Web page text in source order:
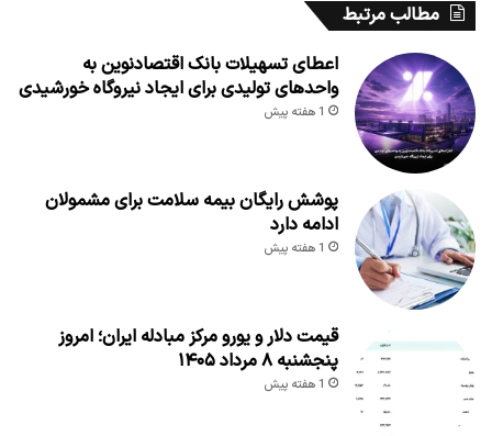
مطالب مرتبط
اعطای تسهیلات بانک اقتصادنوین به
واحدهای تولیدی برای ایجاد نیروگاه خورشیدی
1 هفته پیش
پوشش رایگان بیمه سلامت برای مشمولان
ادامه دارد
1 هفته پیش
قیمت دلار و یورو مرکز مبادله ایران؛ امروز
پنجشنبه ۸ مرداد ۱۴۰۵
1 هفته پیش